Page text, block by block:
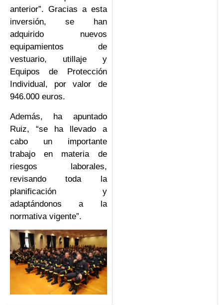
anterior”. Gracias a esta
inversión, se han
adquirido nuevos
equipamientos de
vestuario, utillaje y
Equipos de Protección
Individual, por valor de
946.000 euros.
Además, ha apuntado
Ruiz, “se ha llevado a
cabo un importante
trabajo en materia de
riesgos laborales,
revisando toda la
planificación y
adaptándonos a la
normativa vigente”.